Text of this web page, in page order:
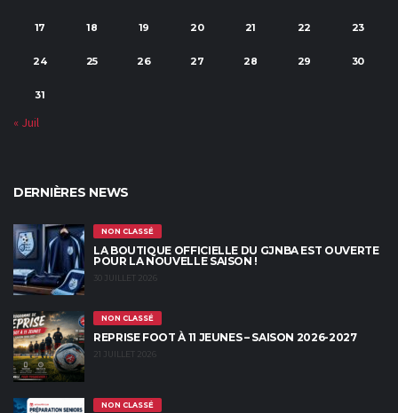
17 18 19 20 21 22 23
24 25 26 27 28 29 30
31
« Juil
DERNIÈRES NEWS
NON CLASSÉ
LA BOUTIQUE OFFICIELLE DU GJNBA EST OUVERTE
POUR LA NOUVELLE SAISON !
30 JUILLET 2026
NON CLASSÉ
REPRISE FOOT À 11 JEUNES – SAISON 2026-2027
21 JUILLET 2026
NON CLASSÉ